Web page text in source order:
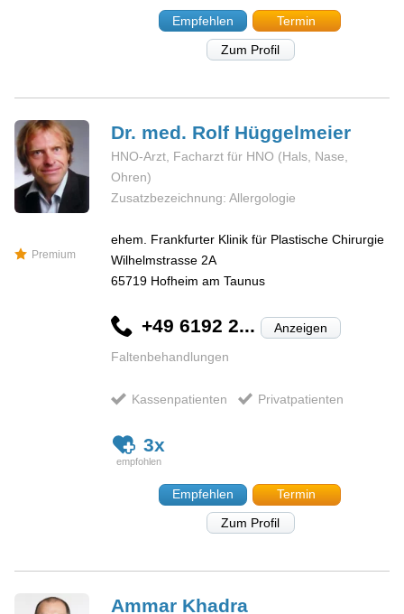
Empfehlen
Termin
Zum Profil
Premium
Dr. med. Rolf Hüggelmeier
HNO-Arzt, Facharzt für HNO (Hals, Nase,
Ohren)
Zusatzbezeichnung: Allergologie
ehem. Frankfurter Klinik für Plastische Chirurgie
Wilhelmstrasse 2A
65719 Hofheim am Taunus
+49 6192 2... Anzeigen
Faltenbehandlungen
Kassenpatienten Privatpatienten
3x
Empfehlen
Termin
Zum Profil
Ammar Khadra